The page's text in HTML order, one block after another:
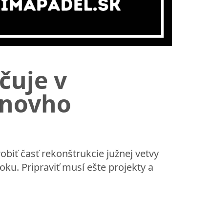
v
časť rekonštrukcie južnej vetvy
Pripraviť musí ešte projekty a